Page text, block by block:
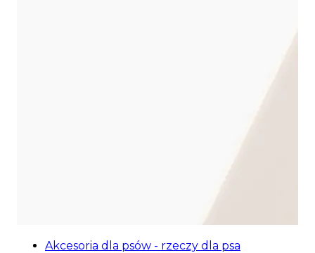
Akcesoria dla psów - rzeczy dla psa